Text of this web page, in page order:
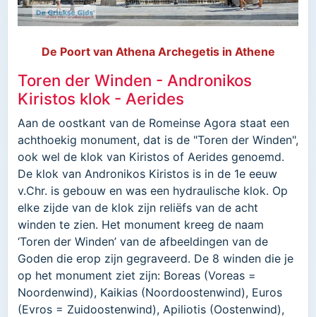
De Poort van Athena Archegetis in Athene
Toren der Winden - Andronikos
Kiristos klok - Aerides
Aan de oostkant van de Romeinse Agora staat een
achthoekig monument, dat is de "Toren der Winden",
ook wel de klok van Kiristos of Aerides genoemd.
De klok van Andronikos Kiristos is in de 1e eeuw
v.Chr. is gebouw en was een hydraulische klok. Op
elke zijde van de klok zijn reliëfs van de acht
winden te zien. Het monument kreeg de naam
‘Toren der Winden’ van de afbeeldingen van de
Goden die erop zijn gegraveerd. De 8 winden die je
op het monument ziet zijn: Boreas (Voreas =
Νoordenwind), Kaikias (Noordoostenwind), Euros
(Evros = Zuidoostenwind), Apiliotis (Oostenwind),